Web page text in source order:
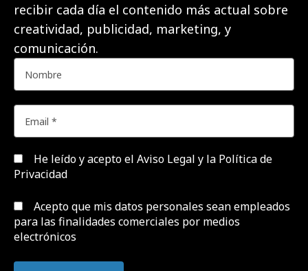
recibir cada día el contenido más actual sobre
creatividad, publicidad, marketing, y
comunicación.
He leído y acepto el Aviso Legal y la Política de
Privacidad
Acepto que mis datos personales sean empleados
para las finalidades comerciales por medios
electrónicos